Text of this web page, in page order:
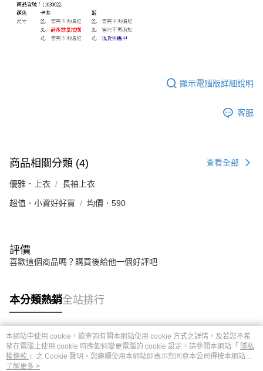
顯示電腦版詳細說明
客服
商品相關分類 (4) 查看全部
優雅．上衣 長袖上衣
超值．小資好好買 均價．590
評價
喜歡這個商品嗎？購買後給他一個好評吧
本分類熱銷全站排行
熱門標籤
本網站中使用 cookie，欲查詢有關本網站使用 cookie 方式之詳情，及若您不希
望在電腦上使用 cookie 時應如何變更電腦的 cookie 設定，請參閱本網站「 隱私
權條款 」之 Cookie 聲明。您繼續使用本網站即表示您同意本公司得按本網站使
用條款之 Cookie 聲明使用 cookie。
了解更多 >